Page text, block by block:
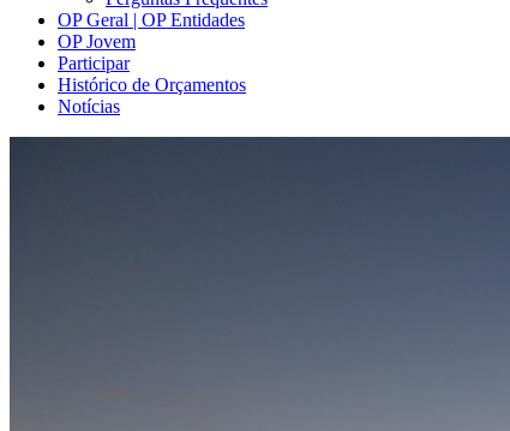
OP Geral | OP Entidades
OP Jovem
Participar
Histórico de Orçamentos
Notícias